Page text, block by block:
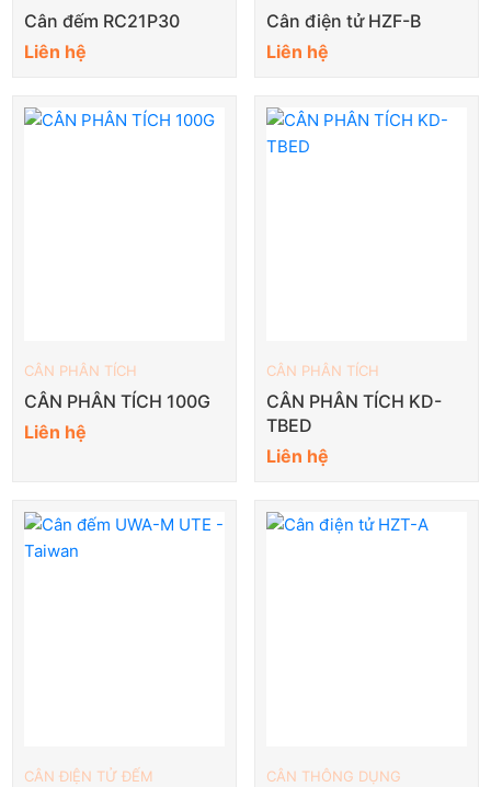
Cân đếm RC21P30
Liên hệ
Cân điện tử HZF-B
Liên hệ
CÂN PHÂN TÍCH
CÂN PHÂN TÍCH 100G
Liên hệ
CÂN PHÂN TÍCH
CÂN PHÂN TÍCH KD-
TBED
Liên hệ
CÂN ĐIỆN TỬ ĐẾM CÂN THÔNG DỤNG